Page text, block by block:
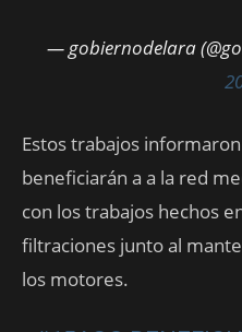
— gobiernodelara
Estos trabajos
beneficiarán a a la red
con los trabajos hechos
filtraciones junto al
los motores.